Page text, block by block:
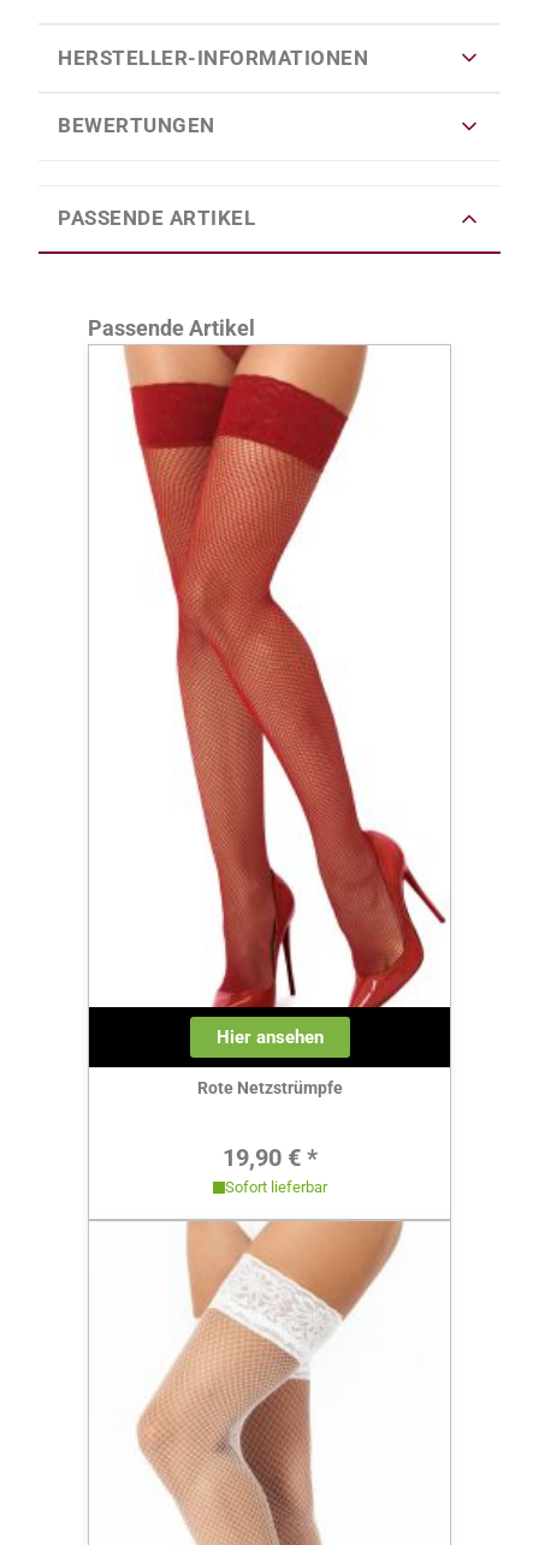
HERSTELLER-INFORMATIONEN
BEWERTUNGEN
PASSENDE ARTIKEL
Produktgalerie überspringen
Passende Artikel
Hier ansehen
Rote Netzstrümpfe
Regulärer Preis:
19,90 € *
Sofort lieferbar